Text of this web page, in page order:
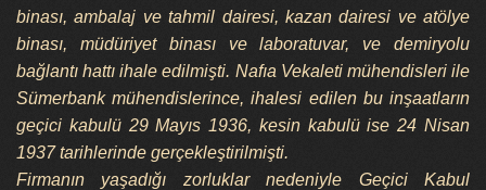
binası, ambalaj ve tahmil dairesi, kazan dairesi ve atölye
binası, müdüriyet binası ve laboratuvar, ve demiryolu
bağlantı hattı ihale edilmişti. Nafıa Vekaleti mühendisleri ile
Sümerbank mühendislerince, ihalesi edilen bu inşaatların
geçici kabulü 29 Mayıs 1936, kesin kabulü ise 24 Nisan
1937 tarihlerinde gerçekleştirilmişti.
Firmanın yaşadığı zorluklar nedeniyle Geçici Kabul